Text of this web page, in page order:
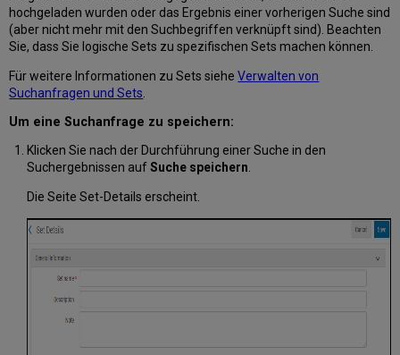
Portfolios
nach
ISBN,
ISSN
oder
Titel
in
Suchergebnisse
Registerkarten
Gemeinschaft
Netzwerk
ansehen/andere
Details
hochgeladen wurden oder das Ergebnis einer vorherigen Suche sind
(aber nicht mehr mit den Suchbegriffen verknüpft sind). Beachten
Sie, dass Sie logische Sets zu spezifischen Sets machen können.
Für weitere Informationen zu Sets sieheVerwalten von
Suchanfragen und Sets
Um eine Suchanfrage zu speichern:
Klicken Sie nach der Durchführung einer Suche in den
Suchergebnissen aufSuche speichern
Die Seite Set-Details erscheint.